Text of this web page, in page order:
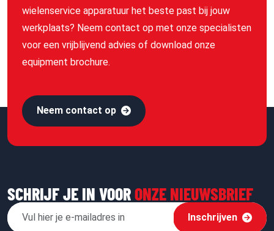
wielenservice apparatuur het beste past bij jouw
werkplaats? Neem contact op met onze specialisten
voor een vrijblijvend advies of download onze
equipment brochure.
Neem contact op
SCHRIJF JE IN VOORONZE NIEUWSBRIEF
Inschrijven